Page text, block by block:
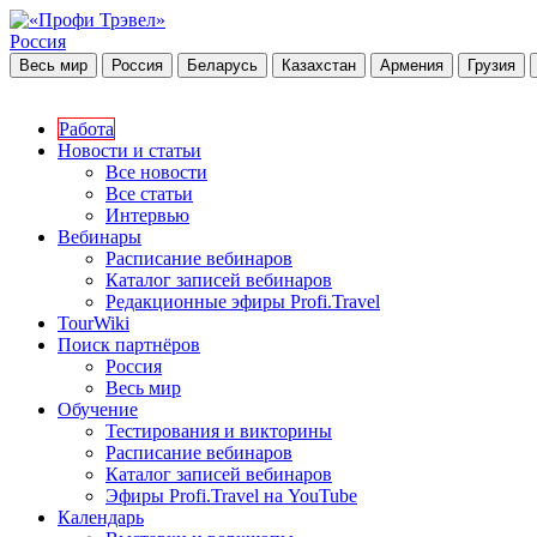
Россия
Весь мир Россия Беларусь Казахстан Армения Грузия
Работа
Новости и статьи
Все новости
Все статьи
Интервью
Вебинары
Расписание вебинаров
Каталог записей вебинаров
Редакционные эфиры Profi.Travel
TourWiki
Поиск партнёров
Россия
Весь мир
Обучение
Тестирования и викторины
Расписание вебинаров
Каталог записей вебинаров
Эфиры Profi.Travel на YouTube
Календарь